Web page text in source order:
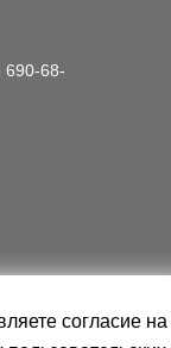
690-68-
согласие на